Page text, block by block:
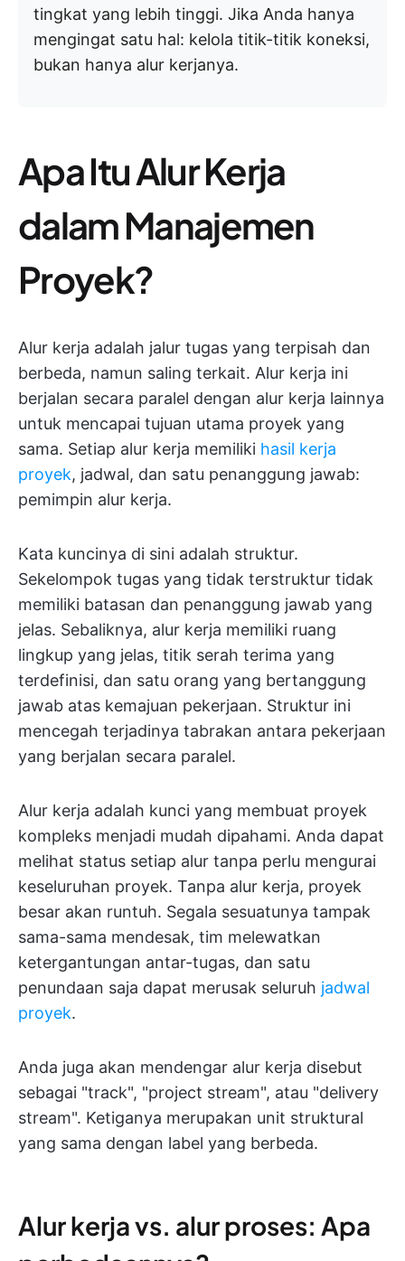
tingkat yang lebih tinggi. Jika Anda hanya
mengingat satu hal: kelola titik-titik koneksi,
bukan hanya alur kerjanya.
Apa Itu Alur Kerja
dalam Manajemen
Proyek?
Alur kerja adalah jalur tugas yang terpisah dan
berbeda, namun saling terkait. Alur kerja ini
berjalan secara paralel dengan alur kerja lainnya
untuk mencapai tujuan utama proyek yang
sama. Setiap alur kerja memiliki hasil kerja
proyek, jadwal, dan satu penanggung jawab:
pemimpin alur kerja.
Kata kuncinya di sini adalah struktur.
Sekelompok tugas yang tidak terstruktur tidak
memiliki batasan dan penanggung jawab yang
jelas. Sebaliknya, alur kerja memiliki ruang
lingkup yang jelas, titik serah terima yang
terdefinisi, dan satu orang yang bertanggung
jawab atas kemajuan pekerjaan. Struktur ini
mencegah terjadinya tabrakan antara pekerjaan
yang berjalan secara paralel.
Alur kerja adalah kunci yang membuat proyek
kompleks menjadi mudah dipahami. Anda dapat
melihat status setiap alur tanpa perlu mengurai
keseluruhan proyek. Tanpa alur kerja, proyek
besar akan runtuh. Segala sesuatunya tampak
sama-sama mendesak, tim melewatkan
ketergantungan antar-tugas, dan satu
penundaan saja dapat merusak seluruh jadwal
proyek.
Anda juga akan mendengar alur kerja disebut
sebagai "track", "project stream", atau "delivery
stream". Ketiganya merupakan unit struktural
yang sama dengan label yang berbeda.
Alur kerja vs. alur proses: Apa